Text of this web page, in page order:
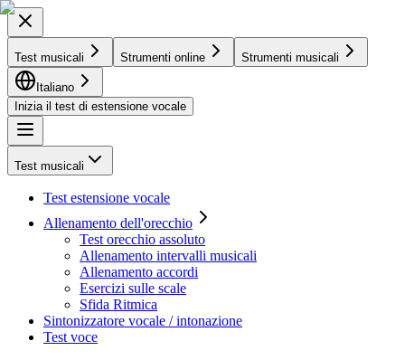
Test musicali Strumenti online Strumenti musicali
Italiano
Inizia il test di estensione vocale
Test musicali
Test estensione vocale
Allenamento dell'orecchio
Test orecchio assoluto
Allenamento intervalli musicali
Allenamento accordi
Esercizi sulle scale
Sfida Ritmica
Sintonizzatore vocale / intonazione
Test voce